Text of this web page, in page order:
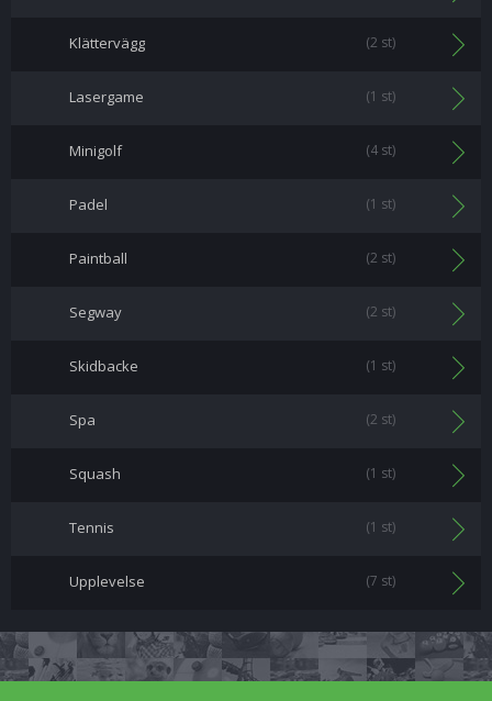
Klättervägg (2 st)
Lasergame (1 st)
Minigolf (4 st)
Padel (1 st)
Paintball (2 st)
Segway (2 st)
Skidbacke (1 st)
Spa (2 st)
Squash (1 st)
Tennis (1 st)
Upplevelse (7 st)